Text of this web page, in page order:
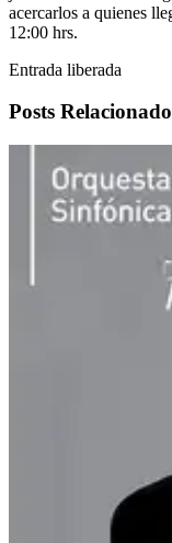
acercarlos a quienes
12:00 hrs.
Entrada liberada
Posts